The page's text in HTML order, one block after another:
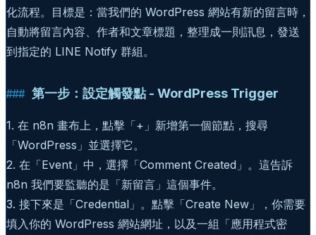
化流程。目標是：當我們的 WordPress 網站有新的留言時，
自動將留言內容、作者和文章標題，整理成一則訊息，發送
到指定的 LINE Notify 群組。
第一步：設定觸發點 - WordPress Trigger
1. 在 n8n 畫布上，點擊「+」新增第一個節點，搜尋
「WordPress」並選擇它。
2. 在「Event」中，選擇「Comment Created」。這告訴
n8n 我們要監聽的是「新留言」這個事件。
3. 接下來是「Credential」。點擊「Create New」，你需要
填入你的 WordPress 網站網址，以及一組「應用程式密